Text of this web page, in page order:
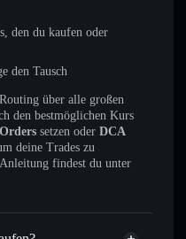
den du kaufen oder
den Tausch
über alle großen
den bestmöglichen Kurs
setzen oder DCA
deine Trades zu
findest du unter